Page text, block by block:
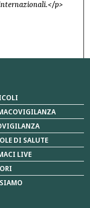
p>
DI SALUTE
LIVE